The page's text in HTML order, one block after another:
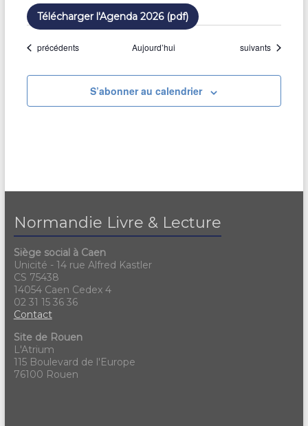
Télécharger l'Agenda 2026 (pdf)
Évènements
précédents Aujourd’hui Évènements
suivants
S’abonner au calendrier
Normandie Livre & Lecture
Siège social à Caen
Unicité - 14 rue Alfred Kastler
CS 75438
14054 Caen Cedex 4
02 31 15 36 36
Contact
Site de Rouen
L'Atrium
115 Boulevard de l'Europe
76100 Rouen